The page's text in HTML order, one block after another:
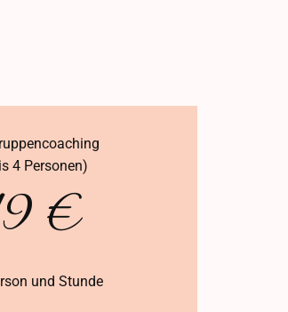
4 Personen)
€
und Stunde